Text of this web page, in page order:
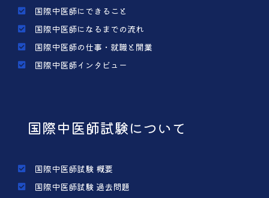
国際中医師にできること
国際中医師になるまでの流れ
国際中医師の仕事・就職と開業
国際中医師インタビュー
国際中医師試験について
国際中医師試験 概要
国際中医師試験 過去問題